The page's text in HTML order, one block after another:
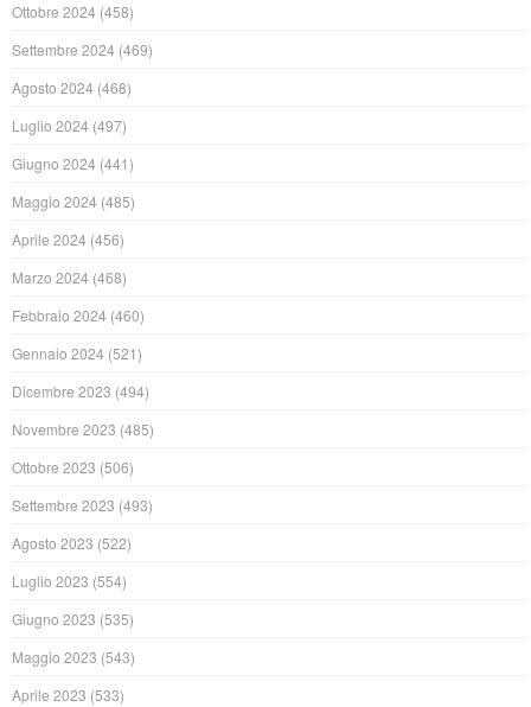
Ottobre 2024 (458)
Settembre 2024 (469)
Agosto 2024 (468)
Luglio 2024 (497)
Giugno 2024 (441)
Maggio 2024 (485)
Aprile 2024 (456)
Marzo 2024 (468)
Febbraio 2024 (460)
Gennaio 2024 (521)
Dicembre 2023 (494)
Novembre 2023 (485)
Ottobre 2023 (506)
Settembre 2023 (493)
Agosto 2023 (522)
Luglio 2023 (554)
Giugno 2023 (535)
Maggio 2023 (543)
Aprile 2023 (533)